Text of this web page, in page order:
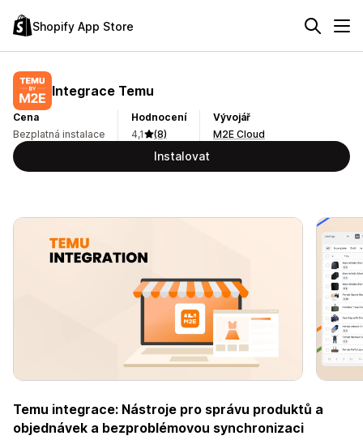
Shopify App Store
Integrace Temu
Cena
Bezplatná instalace
Hodnocení
4,1
(8)
Vývojář
M2E Cloud
Instalovat
Temu integrace: Nástroje pro správu produktů a
objednávek a bezproblémovou synchronizaci